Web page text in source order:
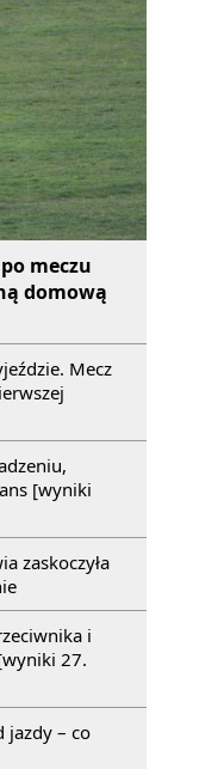
meczu
domową
Mecz
[wyniki
zaskoczyła
i
27.
jazdy – co